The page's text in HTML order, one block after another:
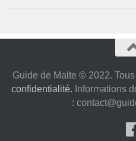
Guide de Malte © 2022.
confidentialité. Informations
: